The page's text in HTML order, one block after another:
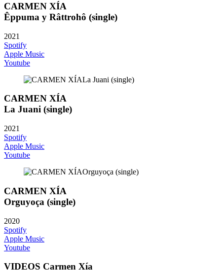
CARMEN XÍA
Êppuma y Râttrohô (single)
2021
Spotify
Apple Music
Youtube
CARMEN XÍA
La Juani (single)
2021
Spotify
Apple Music
Youtube
CARMEN XÍA
Orguyoça (single)
2020
Spotify
Apple Music
Youtube
VIDEOS Carmen Xía